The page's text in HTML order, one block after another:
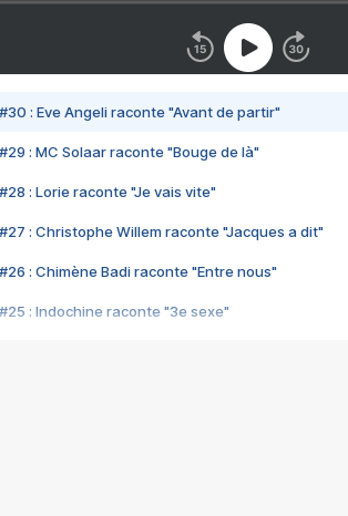
#30 : Eve Angeli raconte "Avant de partir"
#29 : MC Solaar raconte "Bouge de là"
#28 : Lorie raconte "Je vais vite"
#27 : Christophe Willem raconte "Jacques a dit"
#26 : Chimène Badi raconte "Entre nous"
#25 : Indochine raconte "3e sexe"